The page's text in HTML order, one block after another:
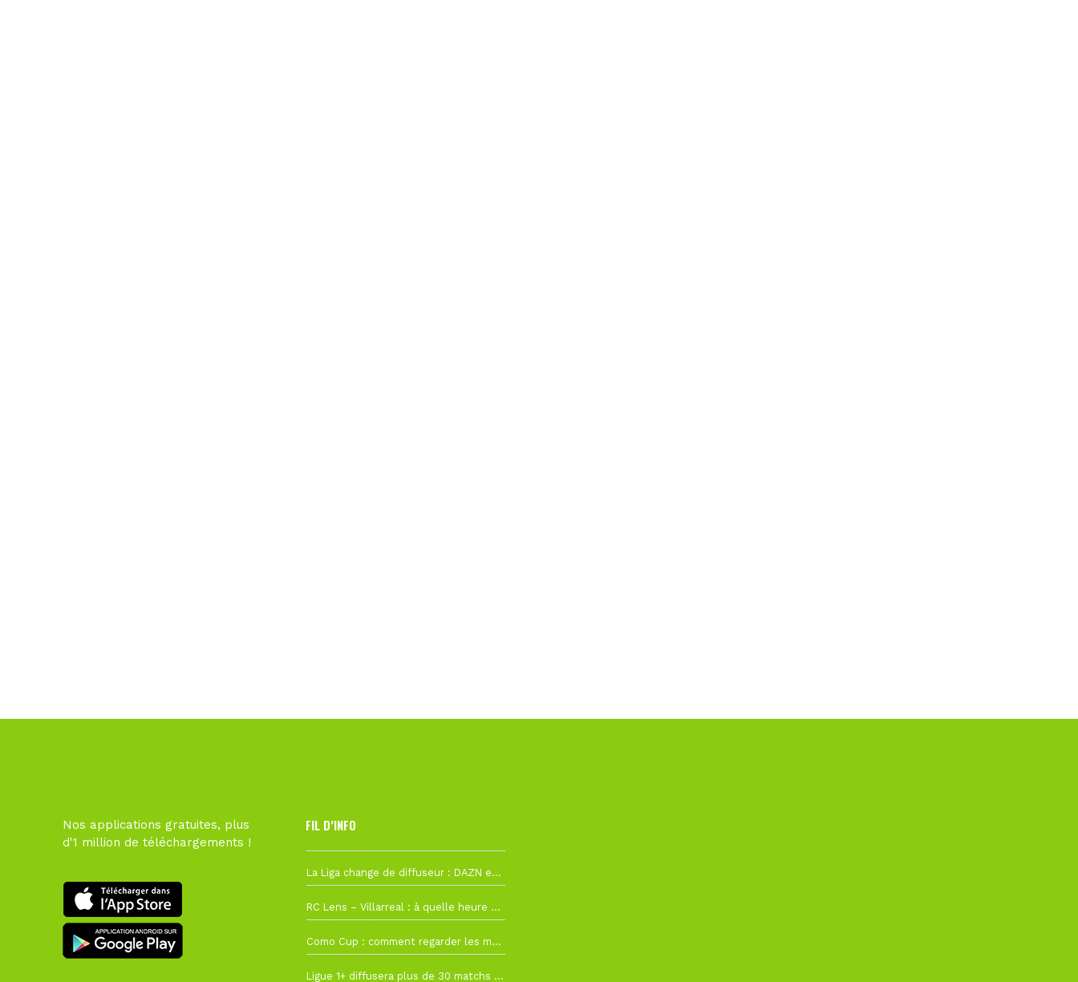
Nos applications gratuites, plus
d'1 million de téléchargements !
FIL D’INFO
La Liga change de diffuseur : DAZN et Disney+ remplacent beIN Sports !
RC Lens – Villarreal : à quelle heure et sur quelle chaîne voir la finale de la Como Cup ?
Como Cup : comment regarder les matchs du RC Lens en direct ?
Ligue 1+ diffusera plus de 30 matchs amicaux avant la reprise de la Ligue 1